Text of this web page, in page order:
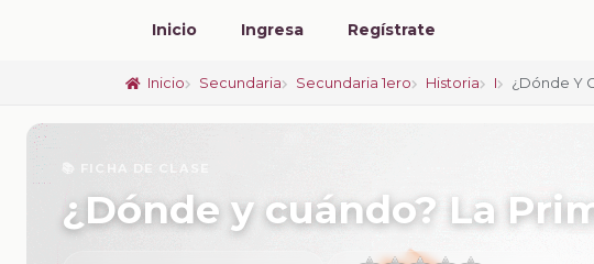
Inicio Ingresa Regístrate
Inicio Secundaria Secundaria 1ero Historia I ¿Dónde Y
📚 FICHA DE CLASE
¿Dónde y cuándo? La